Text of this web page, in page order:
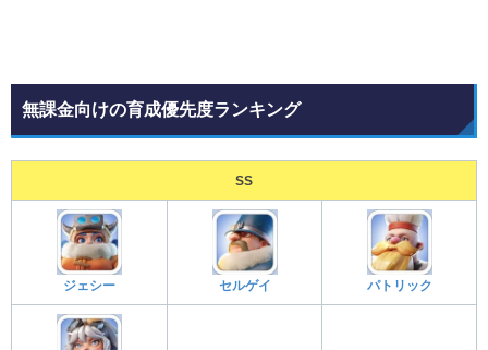
無課金向けの育成優先度ランキング
SS
ジェシー セルゲイ パトリック